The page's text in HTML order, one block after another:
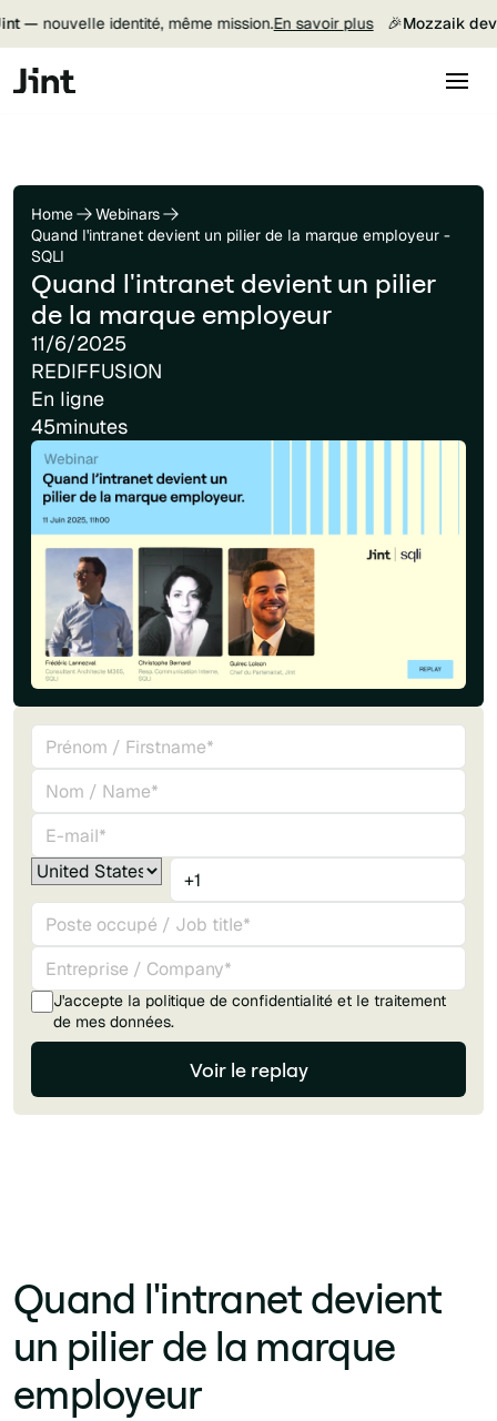
—nouvelle identité, même mission.En savoir plus 🎉Mozzaik
Home
Webinars
Quand l'intranet devient un pilier de la marque employeur -
SQLI
Quand l'intranet devient un pilier
de la marque employeur
11/6/2025
REDIFFUSION
En ligne
45minutes
J'accepte la politique de confidentialité et le traitement
de mes données.
Quand l'intranet devient
un pilier de la marque
employeur